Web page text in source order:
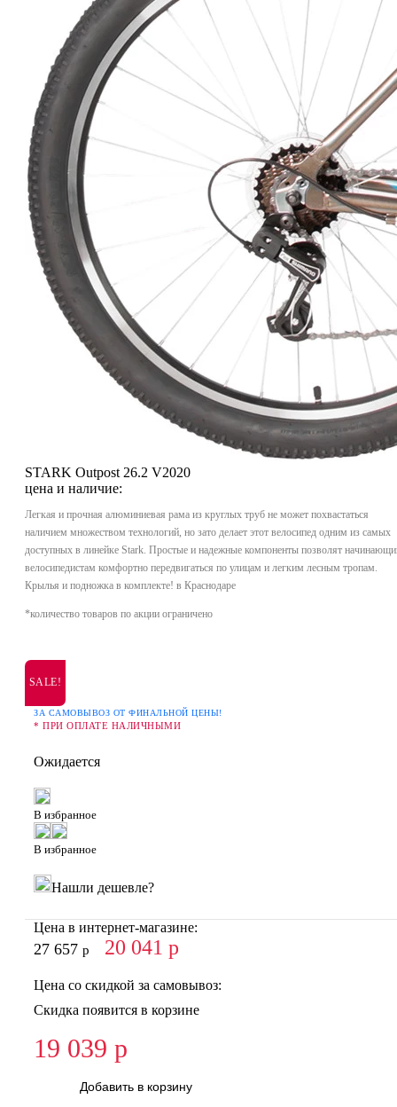
STARK Outpost 26.2 V2020
цена и наличие:
Легкая и прочная алюминиевая рама из круглых труб не может похвастаться
наличием множеством технологий, но зато делает этот велосипед одним из самых
доступных в линейке Stark. Простые и надежные компоненты позволят
велосипедистам комфортно передвигаться по улицам и легким лесным тропам.
Крылья и подножка в комплекте! в Краснодаре
*количество товаров по акции ограничено
SALE!
ЗА САМОВЫВОЗ ОТ ФИНАЛЬНОЙ ЦЕНЫ!
* ПРИ ОПЛАТЕ НАЛИЧНЫМИ
Ожидается
В избранное
В избранное
Нашли дешевле?
Цена в интернет-магазине:
27 657 р 20 041 р
Цена со скидкой за самовывоз:
Скидка появится в корзине
19 039 р
Добавить в корзину